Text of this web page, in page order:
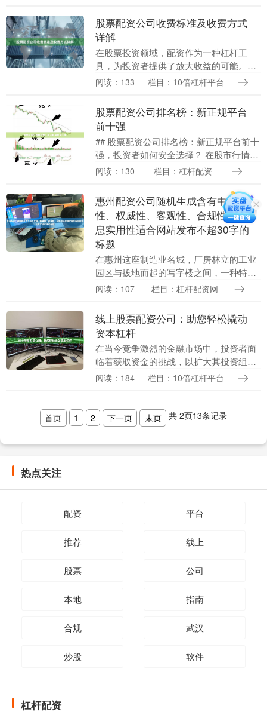
家正规可靠的平台....
股票配资公司收费标准及收费方式
详解
在股票投资领域，配资作为一种杠杆工
具，为投资者提供了放大收益的可能。然
而，选择配资公司时，清晰了解其收费标
本，更直接影响最终....
阅读：133 栏目：10倍杠杆平台
股票配资公司排名榜：新正规平台
前十强
## 股票配资公司排名榜：新正规平台前十
强，投资者如何安全选择？ 在股市行情波
动加剧、投资者寻求杠杆效应的当下，股
场参与者的....
阅读：130 栏目：杠杆配资
惠州配资公司随机生成含有中立
性、权威性、客观性、合规性和信
息实用性适合网站发布不超30字的
标题
在惠州这座制造业名城，厂房林立的工业
园区与拔地而起的写字楼之间，一种特殊
的金融服务机构——“配资公司”，正悄然
股票配....
阅读：107 栏目：杠杆配资网
线上股票配资公司：助您轻松撬动
资本杠杆
在当今竞争激烈的金融市场中，投资者面
临着获取资金的挑战，以扩大其投资组合
并实现更高的收益。线上股票配资公司应
阅读：184 栏目：10倍杠杆平台
首页 1 2 下一页 末页 共 2页13条记录
热点关注
配资 平台
推荐 线上
股票 公司
本地 指南
合规 武汉
炒股 软件
杠杆配资